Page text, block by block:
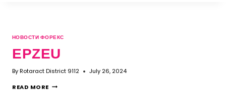
НОВОСТИ ФОРЕКС
EPZEU
ByRotaract District 9112
July 26, 2024
READ MORE